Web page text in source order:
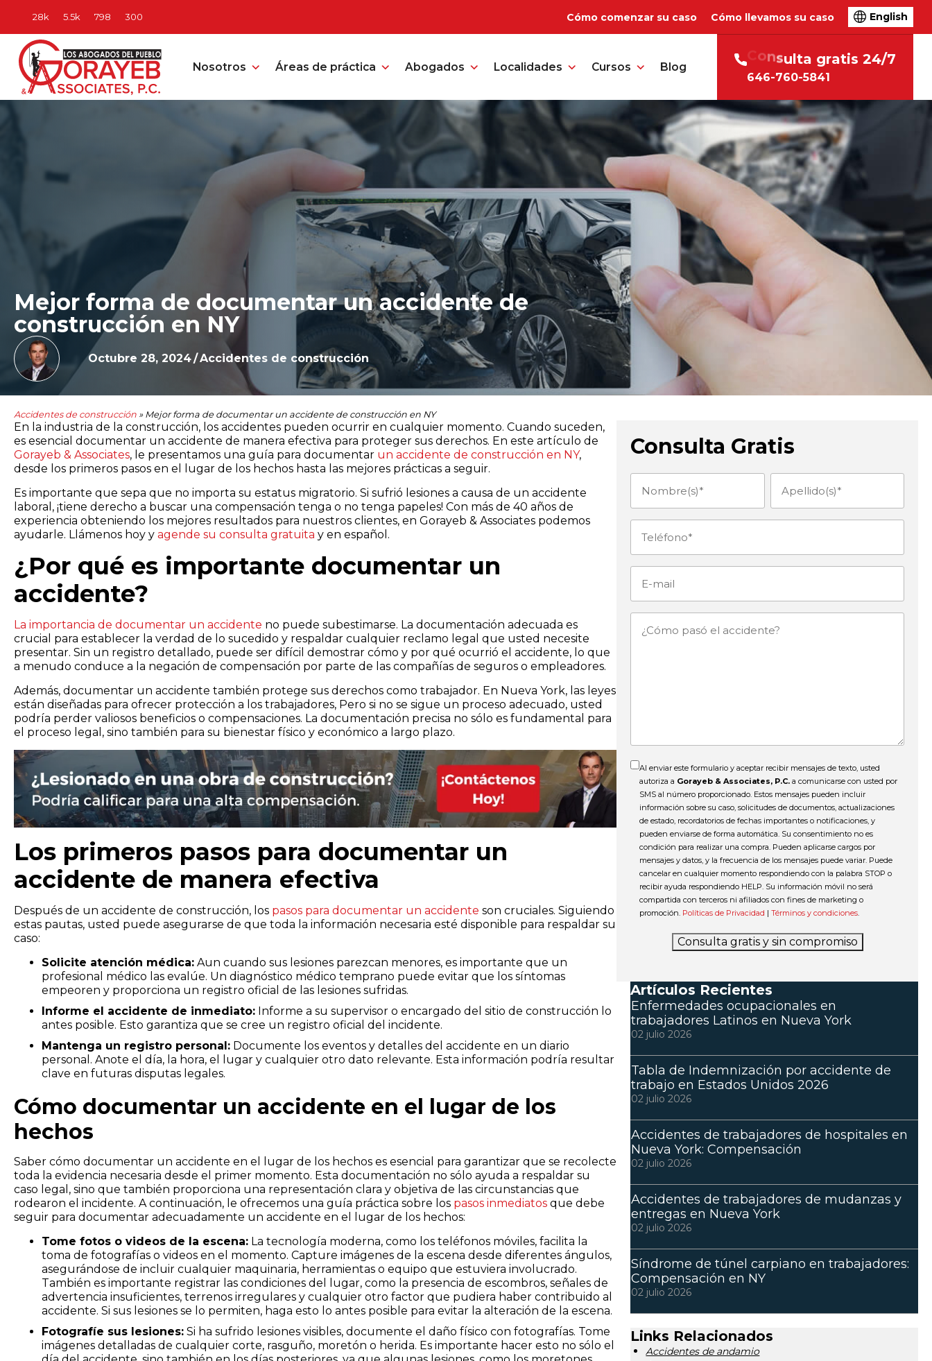
Cómo comenzar su caso Cómo llevamos su caso English
Nosotros Áreas de práctica Abogados Localidades Cursos Blog Consulta gratis 24/7
646-760-5841
Mejor forma de documentar un accidente de
construcción en NY
Octubre 28, 2024/Accidentes de construcción
Accidentes de construcción » Mejor forma de documentar un accidente de construcción en NY
En la industria de la construcción, los accidentes pueden ocurrir en cualquier momento. Cuando suceden,
es esencial documentar un accidente de manera efectiva para proteger sus derechos. En este artículo de
Gorayeb & Associates, le presentamos una guía para documentar un accidente de construcción en NY,
desde los primeros pasos en el lugar de los hechos hasta las mejores prácticas a seguir.
Es importante que sepa que no importa su estatus migratorio. Si sufrió lesiones a causa de un accidente
laboral, ¡tiene derecho a buscar una compensación tenga o no tenga papeles! Con más de 40 años de
experiencia obteniendo los mejores resultados para nuestros clientes, en Gorayeb & Associates podemos
ayudarle. Llámenos hoy y agende su consulta gratuita y en español.
¿Por qué es importante documentar un
accidente?
La importancia de documentar un accidente no puede subestimarse. La documentación adecuada es
crucial para establecer la verdad de lo sucedido y respaldar cualquier reclamo legal que usted necesite
presentar. Sin un registro detallado, puede ser difícil demostrar cómo y por qué ocurrió el accidente, lo que
a menudo conduce a la negación de compensación por parte de las compañías de seguros o empleadores.
Además, documentar un accidente también protege sus derechos como trabajador. En Nueva York, las leyes
están diseñadas para ofrecer protección a los trabajadores, Pero si no se sigue un proceso adecuado, usted
podría perder valiosos beneficios o compensaciones. La documentación precisa no sólo es fundamental para
el proceso legal, sino también para su bienestar físico y económico a largo plazo.
Los primeros pasos para documentar un
accidente de manera efectiva
Después de un accidente de construcción, los pasos para documentar un accidente son cruciales. Siguiendo
estas pautas, usted puede asegurarse de que toda la información necesaria esté disponible para respaldar su
caso:
Solicite atención médica: Aun cuando sus lesiones parezcan menores, es importante que un
profesional médico las evalúe. Un diagnóstico médico temprano puede evitar que los síntomas
empeoren y proporciona un registro oficial de las lesiones sufridas.
Informe el accidente de inmediato: Informe a su supervisor o encargado del sitio de construcción lo
antes posible. Esto garantiza que se cree un registro oficial del incidente.
Mantenga un registro personal: Documente los eventos y detalles del accidente en un diario
personal. Anote el día, la hora, el lugar y cualquier otro dato relevante. Esta información podría resultar
clave en futuras disputas legales.
Cómo documentar un accidente en el lugar de los
hechos
Saber cómo documentar un accidente en el lugar de los hechos es esencial para garantizar que se recolecte
toda la evidencia necesaria desde el primer momento. Esta documentación no sólo ayuda a respaldar su
caso legal, sino que también proporciona una representación clara y objetiva de las circunstancias que
rodearon el incidente. A continuación, le ofrecemos una guía práctica sobre los pasos inmediatos que debe
seguir para documentar adecuadamente un accidente en el lugar de los hechos:
Tome fotos o videos de la escena: La tecnología moderna, como los teléfonos móviles, facilita la
toma de fotografías o videos en el momento. Capture imágenes de la escena desde diferentes ángulos,
asegurándose de incluir cualquier maquinaria, herramientas o equipo que estuviera involucrado.
También es importante registrar las condiciones del lugar, como la presencia de escombros, señales de
advertencia insuficientes, terrenos irregulares y cualquier otro factor que pudiera haber contribuido al
accidente. Si sus lesiones se lo permiten, haga esto lo antes posible para evitar la alteración de la escena.
Fotografíe sus lesiones: Si ha sufrido lesiones visibles, documente el daño físico con fotografías. Tome
imágenes detalladas de cualquier corte, rasguño, moretón o herida. Es importante hacer esto no sólo el
Consulta Gratis
Nombre(s)
(Obligatorio)
Apellido(s)
(Obligatorio)
Teléfono (Obligatorio)
mail
¿Cómo
Al enviar este formulario y aceptar recibir mensajes de texto, usted
autoriza a Gorayeb & Associates, P.C. a comunicarse con usted por
SMS al número proporcionado. Estos mensajes pueden incluir
información sobre su caso, solicitudes de documentos, actualizaciones
de estado, recordatorios de fechas importantes o notificaciones, y
pueden enviarse de forma automática. Su consentimiento no es
condición para realizar una compra. Pueden aplicarse cargos por
mensajes y datos, y la frecuencia de los mensajes puede variar. Puede
cancelar en cualquier momento respondiendo con la palabra STOP o
recibir ayuda respondiendo HELP. Su información móvil no será
compartida con terceros ni afiliados con fines de marketing o
promoción. Políticas de Privacidad |Términos y condiciones
Consulta gratis y sin compromiso
Artículos Recientes
Enfermedades ocupacionales en
trabajadores Latinos en Nueva York
02 julio 2026
Tabla de Indemnización por accidente de
trabajo en Estados Unidos 2026
02 julio 2026
Accidentes de trabajadores de hospitales en
Nueva York: Compensación
02 julio 2026
Accidentes de trabajadores de mudanzas y
entregas en Nueva York
02 julio 2026
Síndrome de túnel carpiano en trabajadores:
Compensación en NY
02 julio 2026
Links Relacionados
Accidentes de andamio